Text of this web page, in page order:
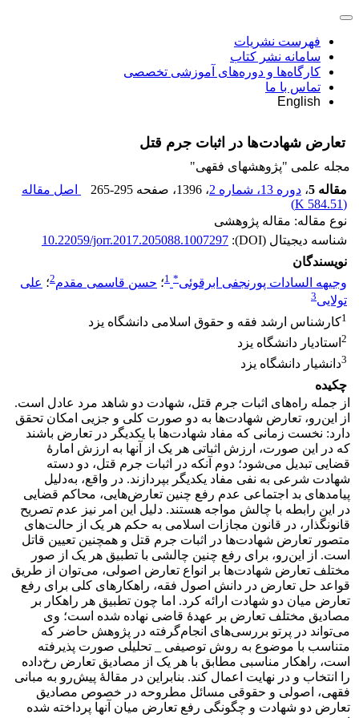
فهرست نشریات
سامانه نشر کتاب
کارگاه‌ها و دوره‌های آموزشی تخصصی
تماس با ما
English
تعارض شهادت‌ها در اثبات جرم قتل
مجله علمی "پژوهشهای فقهی"
مقاله 5
، دوره 13، شماره 2 ، 1396 ، صفحه 265-295
اصل مقاله
(
584.51 K
)
نوع مقاله: مقاله پژوهشی
شناسه دیجیتال (DOI):
10.22059/jorr.2017.205088.1007297
نویسندگان
وجیهه السادات پورنجفی ابرقوئی*
1؛ حسن قاسمی مقدم2؛ علی
تولایی3
1کارشناس ارشد فقه و حقوق اسلامی دانشگاه یزد
2 استادیار دانشگاه یزد
3دانشیار دانشگاه یزد
چکیده
از جمله راه‌های اثبات جرم قتل، شهادت دو شاهد مرد عادل است.
از این‌رو، تعارض شهادت‌ها به دو صورت کلی و جزیی امکان تحقق
دارد: نخست زمانی که مفاد شهادت‌ها با یکدیگر در تعارض باشند
که در این صورت، ارزش اثباتی هر یک از آنها به ارزش امارۀ
قضایی تبدیل می‌شود؛ دوم آنکه در اثبات جرم قتل، دو دسته
شهادت شرعی به نفی مفاد یکدیگر بپردازند. در واقع، به‌دلیل
پیامدهای بد اجتماعی عدم رفع چنین تعارض‌هایی، محاکم قضایی
در این رابطه با چالش مواجه هستند. دلیل این امر نیز عدم تصریح
قانونگذار، در قانون مجازات اسلامی به حکم هر یک از حالت‌های
متصور تعارض شهادت‌ها در اثبات جرم قتل و همچنین تعیین قاتل
است. از این‌رو، برای رفع چنین چالشی با تطبیق هر یک از صور
مختلف تعارض شهادت‌ها بر انواع تعارض اصولی، می‌توان از طریق
قواعد حل تعارض در دانش اصول فقه، راهکارهای کلی برای رفع
تعارض میان دو شهادت ارائه کرد. اما چون تطبیق هر راهکار بر
مصادیق مختلف تعارض بر عهدۀ قاضی نهاده شده است؛ وی
می‌تواند در پرتو بررسی‌های انجام‌گرفته در پژوهش حاضر که
متناسب با موضوع به روش توصیفی _ تحلیلی صورت پذیرفته
است، راهکار مناسبی مطابق با هر یک از مصادیق تعارض رخ‌داده
را انتخاب و در نهایت اعمال کند. بنابراین در مقالۀ پیش‌رو به مبانی
فقهی، اصولی و حقوقی مسائل مطروحه در خصوص مصادیق
تعارض دو شهادت و چگونگی رفع تعارض میان آنها پرداخته شده